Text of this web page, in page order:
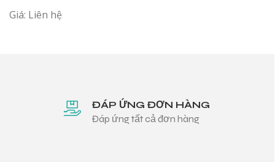
Giá: Liên hệ
ĐÁP ỨNG ĐƠN HÀNG
Đáp ứng tất cả đơn hàng